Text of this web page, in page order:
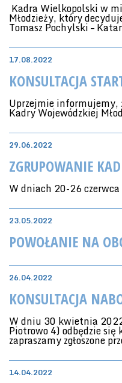
Kadra Wielkopolski w
Młodzieży, który
Tomasz Pochylski –
17.08.2022
KONSULTACJA
Uprzejmie informujemy,
Kadry Wojewódzkiej
29.06.2022
ZGRUPOWANIE
W dniach 20-26
23.05.2022
POWOŁANIE NA
26.04.2022
KONSULTACJA
W dniu 30 kwietnia
Piotrowo 4) odbędzie
zapraszamy zgłoszone
14.04.2022